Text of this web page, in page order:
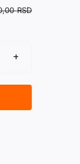
RSD